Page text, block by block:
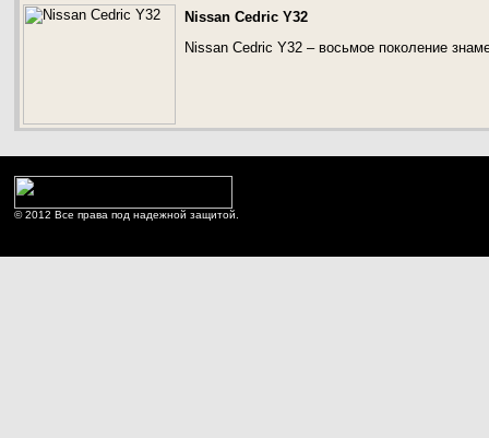
Nissan Cedric Y32
Nissan Cedric Y32 – восьмое поколение
© 2012 Все права под надежной защитой.